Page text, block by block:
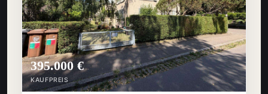
395.000 €
KAUFPREIS